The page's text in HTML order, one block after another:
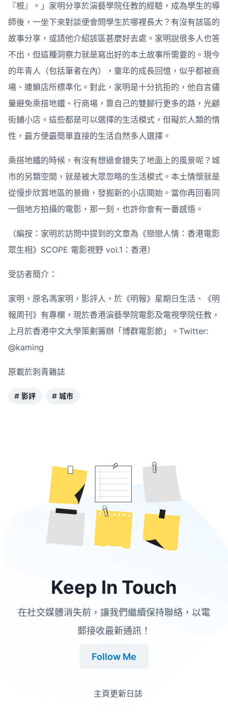
『根』。」家明分享於演藝學院任教的經驗，成為學生的導
師後，一坐下來對談便會問學生於哪裡長大？有沒有該區的
故事分享，或請他介紹該區甚麼好去處。家明說很多人也答
不出，但這種洞察力就是寫出好的本土故事所需要的。現今
的年青人（包括筆者在內），童年的成長回憶，似乎都被商
場、連鎖店所標準化。對此，家明是十分抗拒的，他自言儘
量避免乘搭地鐵、行商場，靠自己的雙腳行更多的路，光顧
街鋪小店。這些都是可以選擇的生活模式，但礙於人類的惰
性，最方便最簡單直接的生活自然多人選擇。
乘搭地鐵的時候，有沒有想過會錯失了地面上的風景呢？城
市的另類空間，就是被大眾忽略的生活模式。本土情懷就是
從慢步欣賞地區的景緻，發掘新的小店開始。當你再回看同
一個地方拍攝的電影，那一刻，也許你會有一番感悟。
（編按：家明於訪問中提到的文章為《戀戀人情：香港電影
眾生相》SCOPE 電影視野 vol.1：香港）
受訪者簡介：
家明，原名馮家明，影評人，於《明報》星期日生活、《明
報周刊》有專欄，現於香港演藝學院電影及電視學院任教，
上月於香港中文大學策劃籌辦「博群電影節」。Twitter:
@kaming
原載於刺青雜誌
影評 城市
Keep In Touch
在社交媒體消失前，讓我們繼續保持聯絡，以電
郵接收最新通訊！
Follow Me
主頁更新日誌